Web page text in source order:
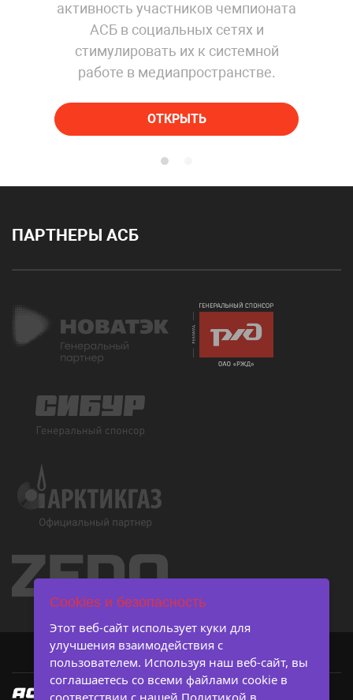
активность участников чемпионата
АСБ в социальных сетях и
стимулировать их к системной
работе в медиапространстве.
ОТКРЫТЬ
ПАРТНЕРЫ АСБ
Cookies и безопасность
Этот веб-сайт использует куки для
улучшения взаимодействия с
пользователем. Используя наш веб-сайт, вы
соглашаетесь со всеми файлами cookie в
соответствии с нашей Политикой в ​​